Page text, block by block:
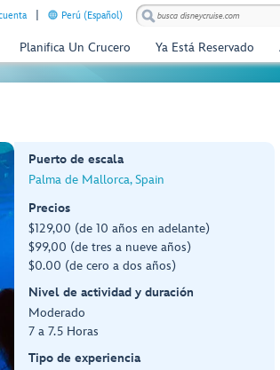
Perú (Español)
Planifica Un Crucero Ya Está Reservado
Puerto de escala
Palma de Mallorca, Spain
Precios
$129,00 (de 10 años en adelante)
$99,00 (de tres a nueve años)
$0.00 (de cero a dos años)
Nivel de actividad y duración
Moderado
7 a 7.5 Horas
Tipo de experiencia